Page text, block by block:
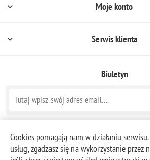
Moje konto
Serwis klienta
Biuletyn
Śledź nas
Cookies pomagają nam w działaniu
usług, zgadzasz się na wykorzystanie przez